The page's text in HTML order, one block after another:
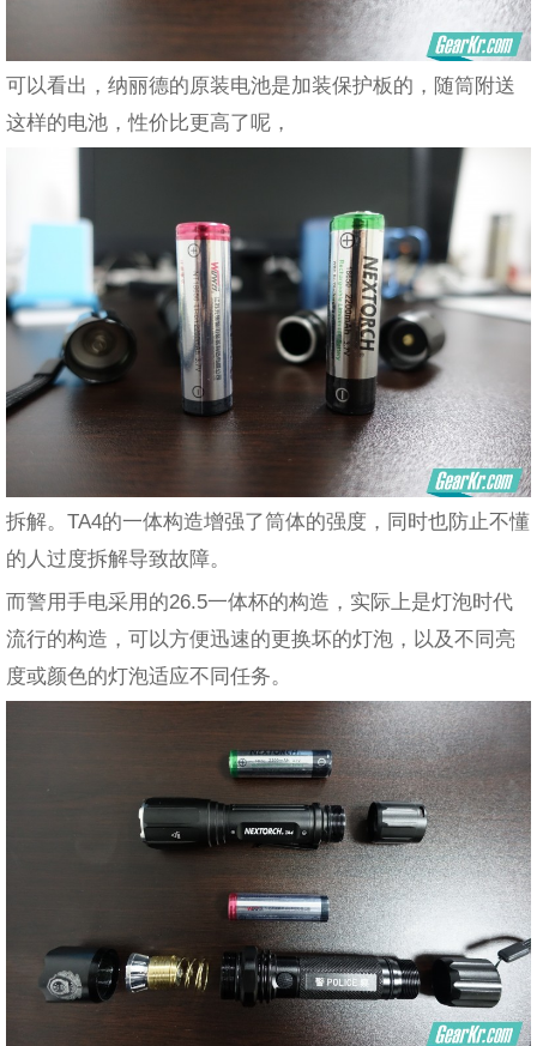
可以看出，纳丽德的原装电池是加装保护板的，随筒附送
这样的电池，性价比更高了呢，
拆解。TA4的一体构造增强了筒体的强度，同时也防止不懂
的人过度拆解导致故障。
而警用手电采用的26.5一体杯的构造，实际上是灯泡时代
流行的构造，可以方便迅速的更换坏的灯泡，以及不同亮
度或颜色的灯泡适应不同任务。